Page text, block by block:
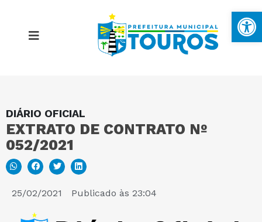
DIÁRIO OFICIAL
EXTRATO DE CONTRATO Nº
052/2021
25/02/2021 Publicado às 23:04
MAPA DO SITE
PORTAL DA TRANSPARÊNCIA
E-SIC